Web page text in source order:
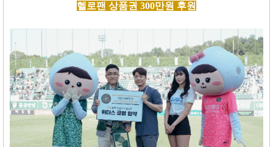
헬로팬 상품권 300만원 후원